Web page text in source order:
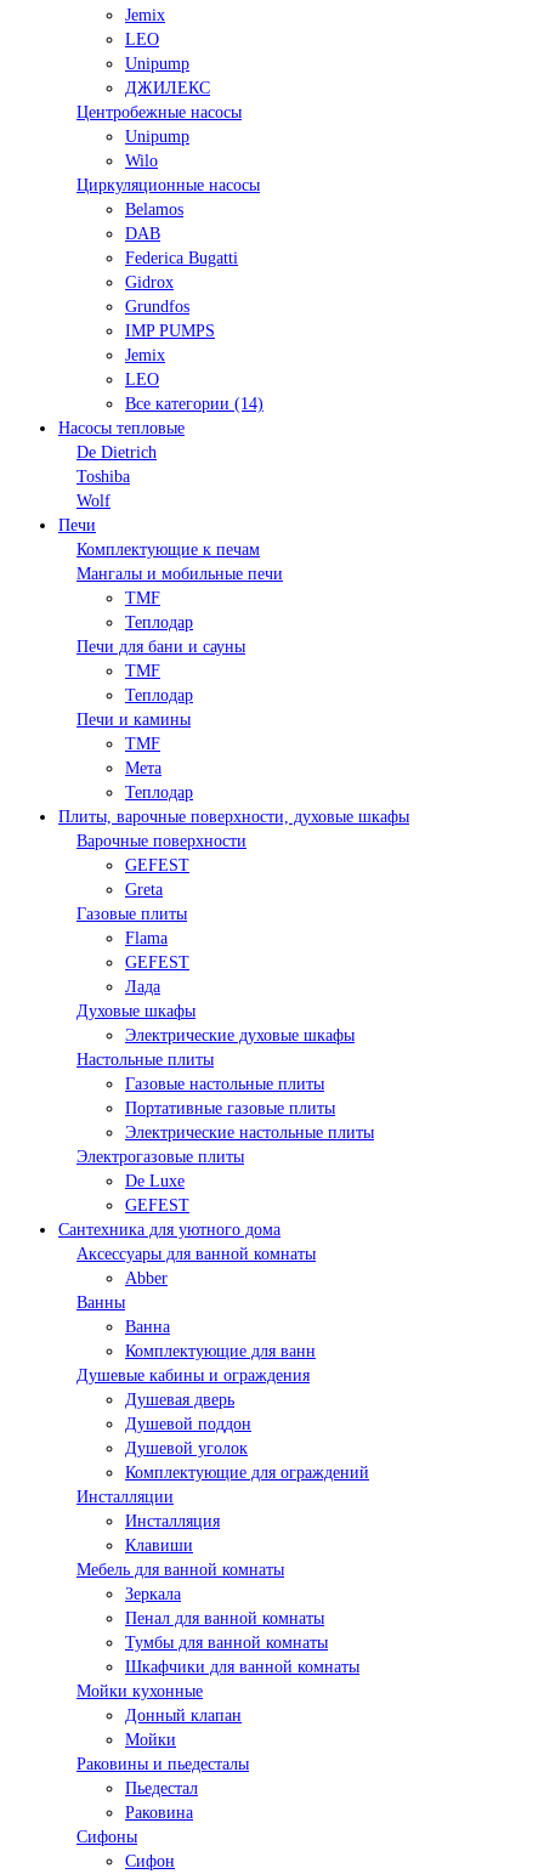
Jemix
LEO
Unipump
ДЖИЛЕКС
Центробежные насосы
Unipump
Wilo
Циркуляционные насосы
Belamos
DAB
Federica Bugatti
Gidrox
Grundfos
IMP PUMPS
Jemix
LEO
Все категории (14)
Насосы тепловые
De Dietrich
Toshiba
Wolf
Печи
Комплектующие к печам
Мангалы и мобильные печи
TMF
Теплодар
Печи для бани и сауны
TMF
Теплодар
Печи и камины
TMF
Мета
Теплодар
Плиты, варочные поверхности, духовые шкафы
Варочные поверхности
GEFEST
Greta
Газовые плиты
Flama
GEFEST
Лада
Духовые шкафы
Электрические духовые шкафы
Настольные плиты
Газовые настольные плиты
Портативные газовые плиты
Электрические настольные плиты
Электрогазовые плиты
De Luxe
GEFEST
Сантехника для уютного дома
Аксессуары для ванной комнаты
Abber
Ванны
Ванна
Комплектующие для ванн
Душевые кабины и ограждения
Душевая дверь
Душевой поддон
Душевой уголок
Комплектующие для ограждений
Инсталляции
Инсталляция
Клавиши
Мебель для ванной комнаты
Зеркала
Пенал для ванной комнаты
Тумбы для ванной комнаты
Шкафчики для ванной комнаты
Мойки кухонные
Донный клапан
Мойки
Раковины и пьедесталы
Пьедестал
Раковина
Сифоны
Сифон